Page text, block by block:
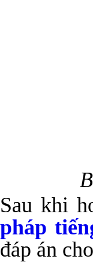
Sau khi
pháp
đáp án